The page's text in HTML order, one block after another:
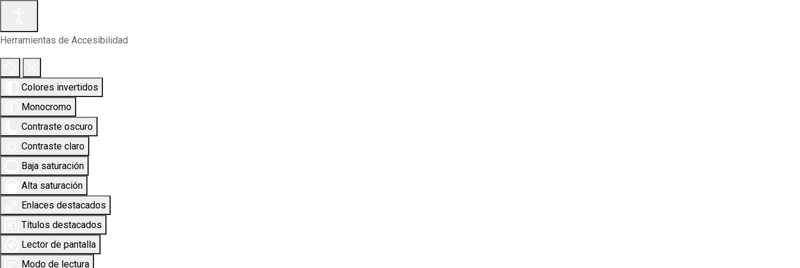
Herramientas de Accesibilidad
Colores invertidos
Monocromo
Contraste oscuro
Contraste claro
Baja saturación
Alta saturación
Enlaces destacados
Títulos destacados
Lector de pantalla
Modo de lectura